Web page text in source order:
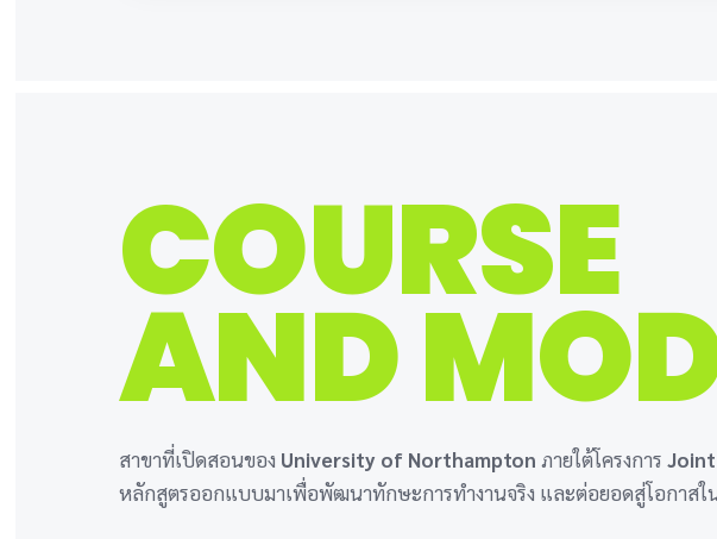
COURSE
AND
สาขาที่เปิดสอนของ University of Northampton ภายใต้โครงการ Joint
หลักสูตรออกแบบมาเพื่อพัฒนาทักษะการทำงานจริง และต่อยอดสู่โอกาสใ